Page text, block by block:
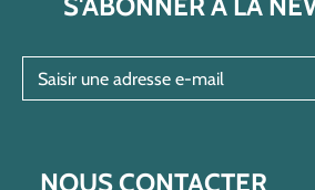
NOUS CONTACTER